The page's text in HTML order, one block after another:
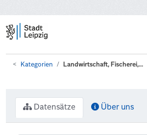
Kategorien Landwirtschaft, Fischerei,...
Datensätze Über uns